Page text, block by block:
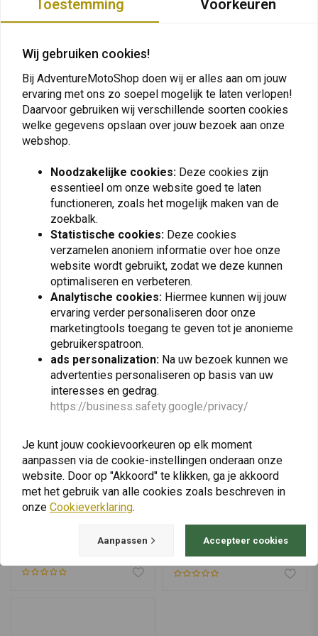
SW-MOTECH
Draad M6 1" Kogel |
€19,83
GARMIN
Motorvoedingskabel XT
€39,60
View more
SENA
SR10 Bluetooth
Bidirectionele Radio-
Adapter
€199,95
Toestemming Voorkeuren
Wij gebruiken cookies!
Bij AdventureMotoShop doen wij er alles aan om jouw
ervaring met ons zo soepel mogelijk te laten verlopen!
Daarvoor gebruiken wij verschillende soorten cookies
welke gegevens opslaan over jouw bezoek aan onze
webshop.
Noodzakelijke cookies: Deze cookies zijn
essentieel om onze website goed te laten
functioneren, zoals het mogelijk maken van de
zoekbalk.
Statistische cookies: Deze cookies
verzamelen anoniem informatie over hoe onze
website wordt gebruikt, zodat we deze kunnen
optimaliseren en verbeteren.
Analytische cookies: Hiermee kunnen wij jouw
ervaring verder personaliseren door onze
marketingtools toegang te geven tot je anonieme
gebruikerspatroon.
ads personalization: Na uw bezoek kunnen we
advertenties personaliseren op basis van uw
interesses en gedrag.
https://business.safety.google/privacy/
Je kunt jouw cookievoorkeuren op elk moment
aanpassen via de cookie-instellingen onderaan onze
website. Door op "Akkoord" te klikken, ga je akkoord
met het gebruik van alle cookies zoals beschreven in
onze Cookieverklaring.
Aanpassen Accepteer cookies